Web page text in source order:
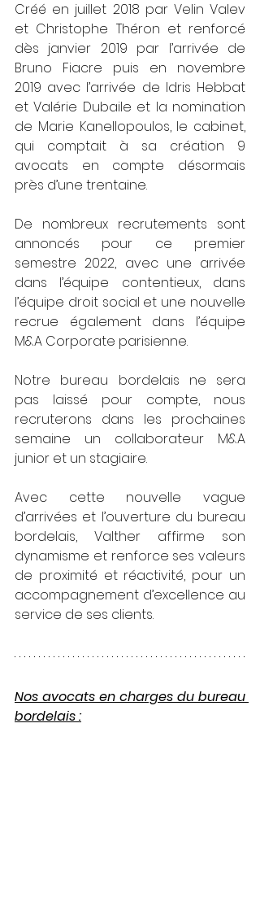
Créé en juillet 2018 par Velin Valev
et Christophe Théron et renforcé
dès janvier 2019 par l’arrivée de
Bruno Fiacre puis en novembre
2019 avec l’arrivée de Idris Hebbat
et Valérie Dubaile et la nomination
de Marie Kanellopoulos, le cabinet,
qui comptait à sa création 9
avocats en compte désormais
près d’une trentaine.
De nombreux recrutements sont
annoncés pour ce premier
semestre 2022, avec une arrivée
dans l’équipe contentieux, dans
l’équipe droit social et une nouvelle
recrue également dans l’équipe
M&A Corporate parisienne.
Notre bureau bordelais ne sera
pas laissé pour compte, nous
recruterons dans les prochaines
semaine un collaborateur M&A
junior et un stagiaire.
Avec cette nouvelle vague
d’arrivées et l’ouverture du bureau
bordelais, Valther affirme son
dynamisme et renforce ses valeurs
de proximité et réactivité, pour un
accompagnement d’excellence au
service de ses clients.
Nos avocats en charges du bureau
bordelais :